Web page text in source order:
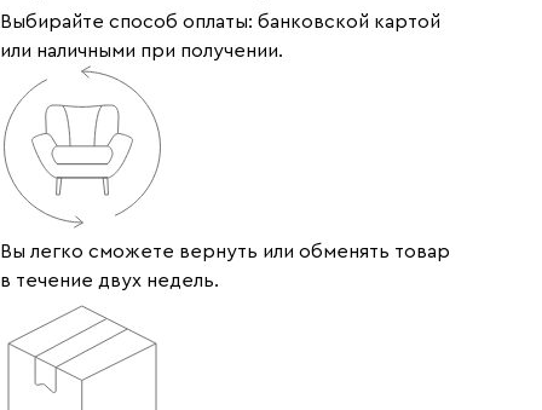
Выбирайте способ оплаты: банковской картой
или наличными при получении.
Вы легко сможете вернуть или обменять товар
в течение двух недель.